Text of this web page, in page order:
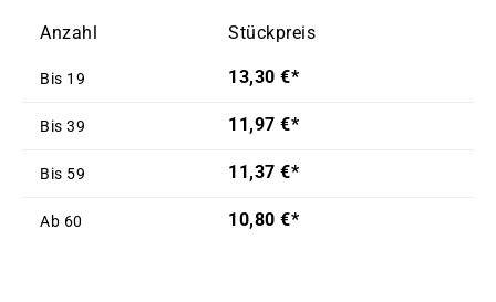
Anzahl Stückpreis
Bis 19 13,30 €*
Bis 39 11,97 €*
Bis 59 11,37 €*
Ab 60 10,80 €*